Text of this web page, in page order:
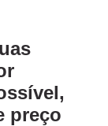
preço